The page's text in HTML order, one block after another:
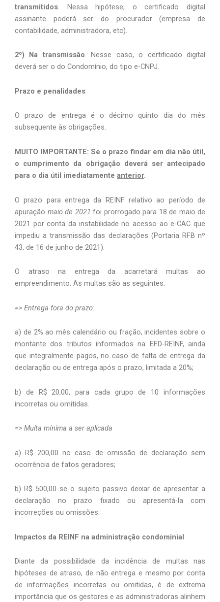
transmitidos. Nessa hipótese, o certificado digital
assinante poderá ser do procurador (empresa de
contabilidade, administradora, etc).
2º) Na transmissão. Nesse caso, o certificado digital
deverá ser o do Condomínio, do tipo e-CNPJ.
Prazo e penalidades
O prazo de entrega é o décimo quinto dia do mês
subsequente às obrigações.
MUITO IMPORTANTE: Se o prazo findar em dia não útil,
o cumprimento da obrigação deverá ser antecipado
para o dia útil imediatamente anterior.
O prazo para entrega da REINF relativo ao período de
apuração maio de 2021 foi prorrogado para 18 de maio de
2021 por conta da instabilidade no acesso ao e-CAC que
impediu a transmissão das declarações (Portaria RFB nº
43, de 16 de junho de 2021).
O atraso na entrega da acarretará multas ao
empreendimento. As multas são as seguintes:
=> Entrega fora do prazo:
a) de 2% ao mês calendário ou fração, incidentes sobre o
montante dos tributos informados na EFD-REINF, ainda
que integralmente pagos, no caso de falta de entrega da
declaração ou de entrega após o prazo, limitada a 20%;
b) de R$ 20,00, para cada grupo de 10 informações
incorretas ou omitidas.
=> Multa mínima a ser aplicada
a) R$ 200,00 no caso de omissão de declaração sem
ocorrência de fatos geradores;
b) R$ 500,00 se o sujeito passivo deixar de apresentar a
declaração no prazo fixado ou apresentá-la com
incorreções ou omissões.
Impactos da REINF na administração condominial
Diante da possibilidade da incidência de multas nas
hipóteses de atraso, de não entrega e mesmo por conta
de informações incorretas ou omitidas, é de extrema
importância que os gestores e as administradoras alinhem